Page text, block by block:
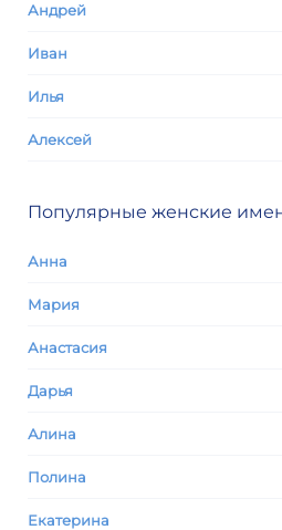
Андрей
Иван
Илья
Алексей
Популярные женские
Анна
Мария
Анастасия
Дарья
Алина
Полина
Екатерина